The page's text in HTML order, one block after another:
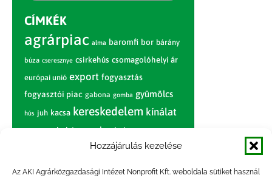
Hozzájárulás kezelése
Az AKI Agrárközgazdasági Intézet Nonprofit Kft. weboldala sütiket használ
CÍMKÉK
agrárpiac alma baromfi bor bárány
búza cseresznye csirkehús csomagolóhelyi ár
európai unió export fogyasztás
fogyasztói piac gabona gomba gyümölcs
hús juh kacsa kereskedelem kínálat
körte marhahús nagybani piac narancs
nemzetközi árinformációk
paradicsom piac piaci jelentés